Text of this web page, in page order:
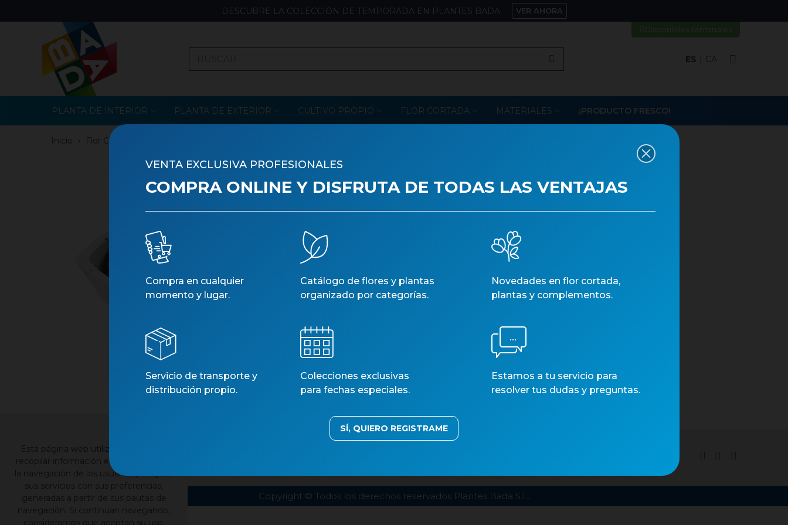
DESCUBRE LA COLECCIÓN DE TEMPORADA EN PLANTES BADA
VER AHORA
ES CA
PLANTA DE INTERIOR PLANTA DE EXTERIOR CULTIVO PROPIO FLOR CORTADA MATERIALES ¡PRODUCTO FRESCO!
Inicio Flor Cortada
Copyright © Todos los derechos reservados Plantes Bada S.L.
Esta página web utiliza cookies para
recopilar información estadística sobre
la navegación de los usuarios y mejorar
sus servicios con sus preferencias,
generadas a partir de sus pautas de
navegación. Si continúan navegando,
consideramos que aceptan su uso,
VENTA EXCLUSIVA PROFESIONALES
COMPRA ONLINE Y DISFRUTA DE TODAS LAS VENTAJAS
Compra en cualquier
momento y lugar.
Catálogo de flores y plantas
organizado por categorías.
Novedades en flor cortada,
plantas y complementos.
Servicio de transporte y
distribución propio.
Colecciones exclusivas
para fechas especiales.
Estamos a tu servicio para
resolver tus dudas y preguntas.
SÍ, QUIERO REGISTRAME